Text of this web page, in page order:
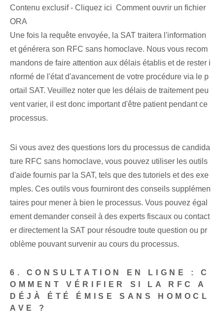
Contenu exclusif - Cliquez ici Comment ouvrir un fichier
ORA
Une fois la requête envoyée, la SAT traitera l'information
et générera son RFC sans homoclave. Nous vous recom
mandons de faire attention aux délais établis et de rester i
nformé de l'état d'avancement de votre procédure via le p
ortail SAT. Veuillez noter que les délais de traitement peu
vent varier, il est donc important d'être patient pendant ce
processus.
Si vous avez des questions lors du processus de candida
ture RFC sans homoclave, vous pouvez utiliser les outils
d'aide fournis par la SAT, tels que des tutoriels et des exe
mples. Ces outils vous fourniront des conseils supplémen
taires pour mener à bien le processus. Vous pouvez égal
ement demander conseil à des experts fiscaux ou contact
er directement la SAT pour résoudre toute question ou pr
oblème pouvant survenir au cours du processus.
6. CONSULTATION EN LIGNE : C
OMMENT VÉRIFIER SI LA RFC A
DÉJÀ ÉTÉ ÉMISE SANS HOMOCL
AVE ?